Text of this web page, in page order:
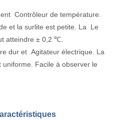
Contrôleur de température.
et la surlite est petite. La Le
atteindre ± 0,2 ℃.
dur et Agitateur électrique. La
Facile à observer le